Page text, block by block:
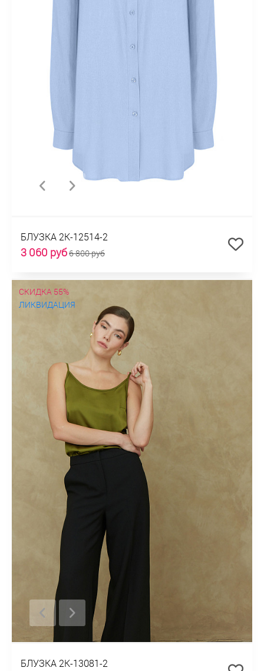
БЛУЗКА 2К-12514-2
3 060 руб6 800 руб
СКИДКА 55%
ЛИКВИДАЦИЯ
БЛУЗКА 2К-13081-2